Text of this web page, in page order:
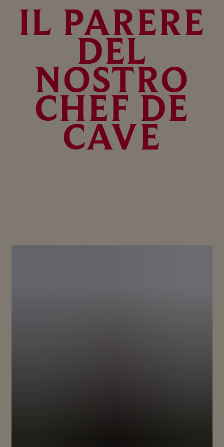
IL PARERE
DEL
NOSTRO
CHEF DE
CAVE